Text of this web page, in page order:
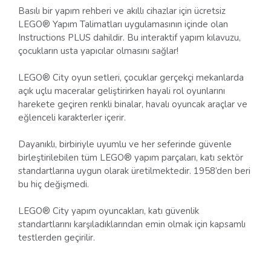
Basılı bir yapım rehberi ve akıllı cihazlar için ücretsiz
LEGO® Yapım Talimatları uygulamasının içinde olan
Instructions PLUS dahildir. Bu interaktif yapım kılavuzu,
çocukların usta yapıcılar olmasını sağlar!
LEGO® City oyun setleri, çocuklar gerçekçi mekanlarda
açık uçlu maceralar geliştirirken hayali rol oyunlarını
harekete geçiren renkli binalar, havalı oyuncak araçlar ve
eğlenceli karakterler içerir.
Dayanıklı, birbiriyle uyumlu ve her seferinde güvenle
birleştirilebilen tüm LEGO® yapım parçaları, katı sektör
standartlarına uygun olarak üretilmektedir. 1958’den beri
bu hiç değişmedi.
LEGO® City yapım oyuncakları, katı güvenlik
standartlarını karşıladıklarından emin olmak için kapsamlı
testlerden geçirilir.